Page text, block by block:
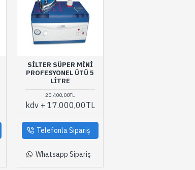
SILTER SÜPER MINI
PROFESYONEL ÜTÜ 5
LITRE
20.400,00TL
kdv + 17.000,00TL
Telefonla Sipariş
Whatsapp Sipariş